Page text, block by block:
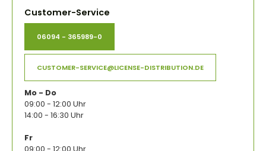
Customer-Service
06094 - 365989-0
CUSTOMER-SERVICE@LICENSE-DISTRIBUTION.DE
Mo - Do
09:00 - 12:00 Uhr
14:00 - 16:30 Uhr
Fr
09:00 - 12:00 Uhr